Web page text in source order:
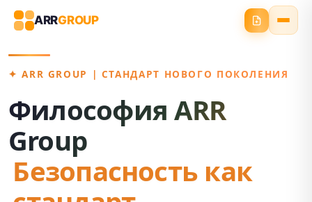
ARRGROUP
✦ ARR GROUP | СТАНДАРТ НОВОГО ПОКОЛЕНИЯ
Философия ARR
Group
Безопасность как